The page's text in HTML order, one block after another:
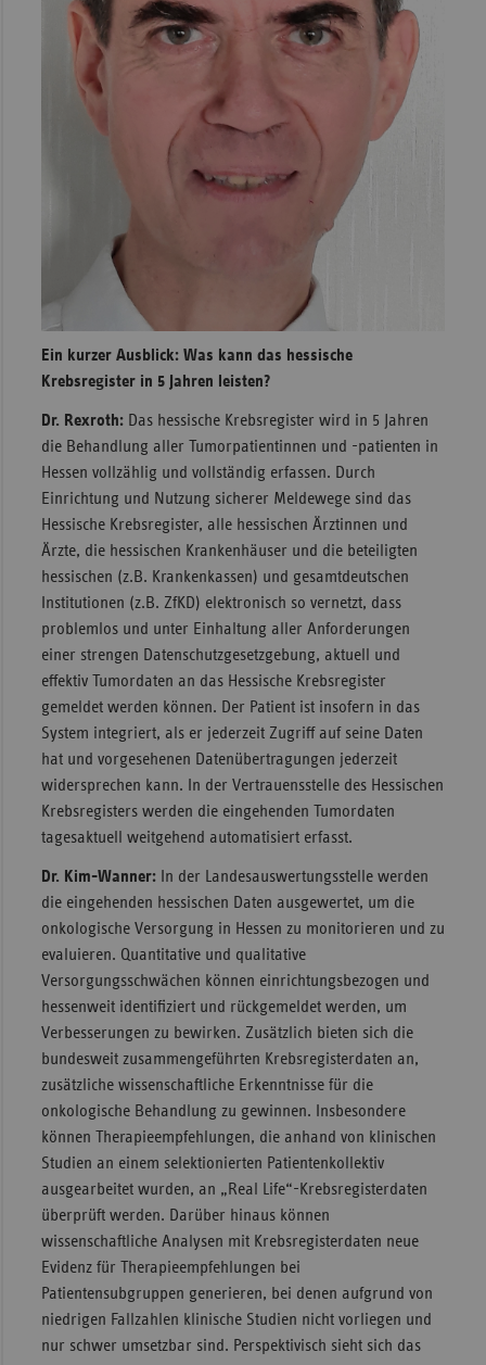
Ein kurzer Ausblick: Was kann das hessische
Krebsregister in 5 Jahren leisten?
Dr. Rexroth:Das hessische Krebsregister wird in 5 Jahren
die Behandlung aller Tumorpatientinnen und -patienten in
Hessen vollzählig und vollständig erfassen. Durch
Einrichtung und Nutzung sicherer Meldewege sind das
Hessische Krebsregister, alle hessischen Ärztinnen und
Ärzte, die hessischen Krankenhäuser und die beteiligten
hessischen (z.B. Krankenkassen) und gesamtdeutschen
Institutionen (z.B. ZfKD) elektronisch so vernetzt, dass
problemlos und unter Einhaltung aller Anforderungen
einer strengen Datenschutzgesetzgebung, aktuell und
effektiv Tumordaten an das Hessische Krebsregister
gemeldet werden können. Der Patient ist insofern in das
System integriert, als er jederzeit Zugriff auf seine Daten
hat und vorgesehenen Datenübertragungen jederzeit
widersprechen kann. In der Vertrauensstelle des Hessischen
Krebsregisters werden die eingehenden Tumordaten
tagesaktuell weitgehend automatisiert erfasst.
Dr. Kim-Wanner: In der Landesauswertungsstelle werden
die eingehenden hessischen Daten ausgewertet, um die
onkologische Versorgung in Hessen zu monitorieren und zu
evaluieren. Quantitative und qualitative
Versorgungsschwächen können einrichtungsbezogen und
hessenweit identifiziert und rückgemeldet werden, um
Verbesserungen zu bewirken. Zusätzlich bieten sich die
bundesweit zusammengeführten Krebsregisterdaten an,
zusätzliche wissenschaftliche Erkenntnisse für die
onkologische Behandlung zu gewinnen. Insbesondere
können Therapieempfehlungen, die anhand von klinischen
Studien an einem selektionierten Patientenkollektiv
ausgearbeitet wurden, an „Real Life“-Krebsregisterdaten
überprüft werden. Darüber hinaus können
wissenschaftliche Analysen mit Krebsregisterdaten neue
Evidenz für Therapieempfehlungen bei
Patientensubgruppen generieren, bei denen aufgrund von
niedrigen Fallzahlen klinische Studien nicht vorliegen und
nur schwer umsetzbar sind. Perspektivisch sieht sich das